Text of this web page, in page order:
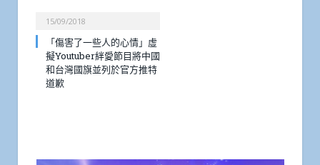
15/09/2018
「傷害了一些人的心情」虛
擬Youtuber絆愛節目將中國
和台灣國旗並列於官方推特
道歉